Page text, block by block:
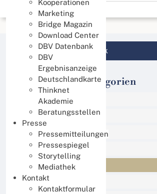
Kooperationen
Marketing
Bridge Magazin
Download Center
DBV Datenbank
DBV
Ergebnisanzeige
Deutschlandkarte
Thinknet
Akademie
Beratungsstellen
Presse
Pressemitteilungen
Pressespiegel
Storytelling
Mediathek
Kontakt
Kontaktformular
Login DBV Datenbank
Veranstaltungs-Kategorien
Alle Termine
Sport
Events
Online Turniere
Jugend
Regional